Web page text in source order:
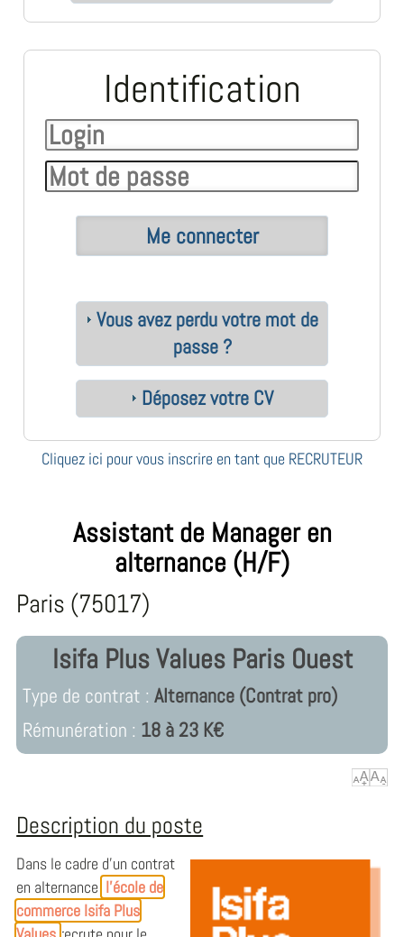
Identification
Vous avez perdu votre mot de
passe ?
Déposez votre CV
Cliquez ici pour vous inscrire en tant que RECRUTEUR
Assistant de Manager en
alternance (H/F)
Paris (75017)
Isifa Plus Values Paris Ouest
Type de contrat : Alternance (Contrat pro)
Rémunération : 18 à 23 K€
Description du poste
Dans le cadre d’un contrat
en alternance, l'école de
commerce Isifa Plus